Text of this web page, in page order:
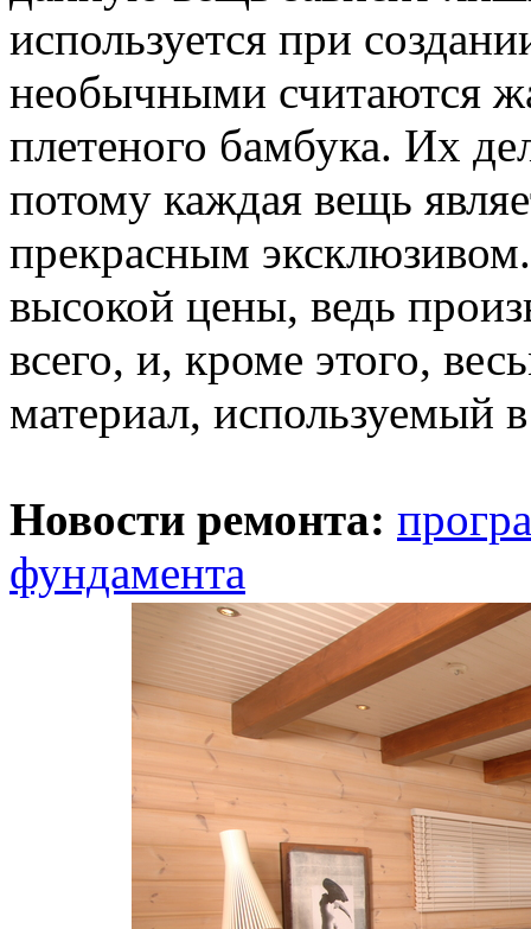
используется при
необычными считаются
плетеного бамбука. Их
потому каждая вещь
прекрасным
высокой цены, ведь
всего, и, кроме этого,
материал, используемый
Новости ремонта:
фундамента